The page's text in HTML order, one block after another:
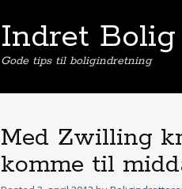
Indret Bolig
Gode tips til boligindretning
Med Zwilling
komme til